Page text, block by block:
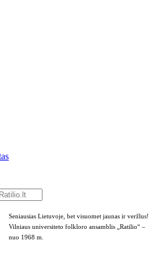
Seniausias Lietuvoje, bet visuomet jaunas ir veržlus!
Vilniaus universiteto folkloro ansamblis „Ratilio“ –
nuo 1968 m.